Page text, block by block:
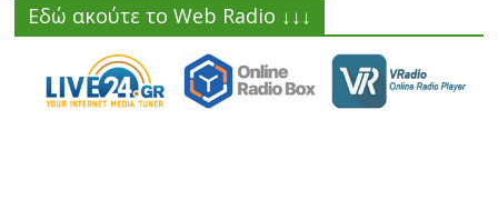
Εδώ ακούτε το Web Radio ↓↓↓